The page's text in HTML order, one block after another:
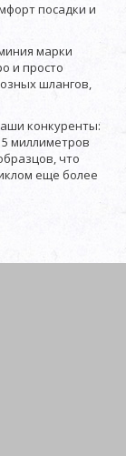
посадки и
марки
и просто
шлангов,
конкуренты:
5 миллиметров
что
еще более